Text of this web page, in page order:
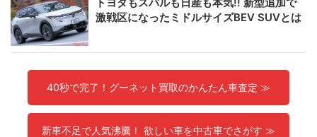
激戦区になったミドルサイズBEV SUVとは
40秒で完了！グーネット買取のかんたん車査定 ≫
新車不足で人気沸騰！ 欲しい車を中古車でさがす ≫